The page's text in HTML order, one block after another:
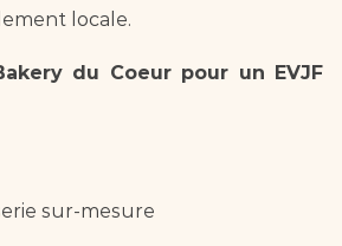
locale.
du Coeur pour un EVJF
sur-mesure